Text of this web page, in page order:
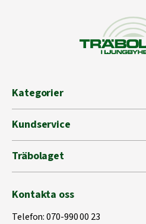
Kategorier
Kundservice
Träbolaget
Kontakta oss
Telefon:070-990 00 23